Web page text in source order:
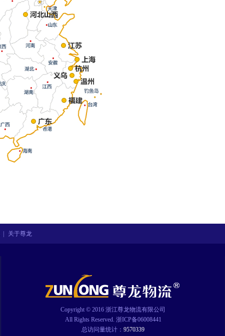
关于尊龙
Copyright © 2016 浙江尊龙物流有限公司
All Rights Reserved. 浙ICP备06008441
总访问量统计： 9570339